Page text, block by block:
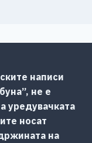
написи
не е
уредувачката
носат
на